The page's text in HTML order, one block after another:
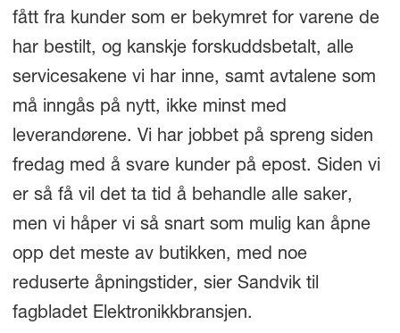
fått fra kunder som er bekymret for varene de
har bestilt, og kanskje forskuddsbetalt, alle
servicesakene vi har inne, samt avtalene som
må inngås på nytt, ikke minst med
leverandørene. Vi har jobbet på spreng siden
fredag med å svare kunder på epost. Siden vi
er så få vil det ta tid å behandle alle saker,
men vi håper vi så snart som mulig kan åpne
opp det meste av butikken, med noe
reduserte åpningstider, sier Sandvik til
fagbladet Elektronikkbransjen.